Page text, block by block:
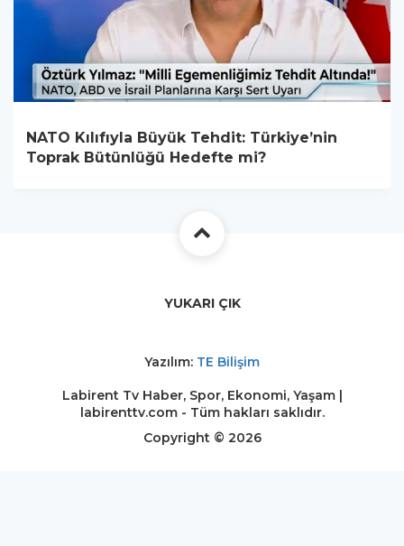
NATO Kılıfıyla Büyük Tehdit: Türkiye’nin
Toprak Bütünlüğü Hedefte mi?
YUKARI ÇIK
Yazılım: TE Bilişim
Labirent Tv Haber, Spor, Ekonomi, Yaşam |
labirenttv.com - Tüm hakları saklıdır.
Copyright © 2026